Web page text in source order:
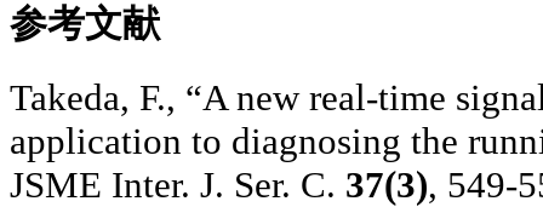
参考文献
Takeda, F., “A new real-time
application to diagnosing the
JSME Inter. J. Ser. C. 37(3), 549-